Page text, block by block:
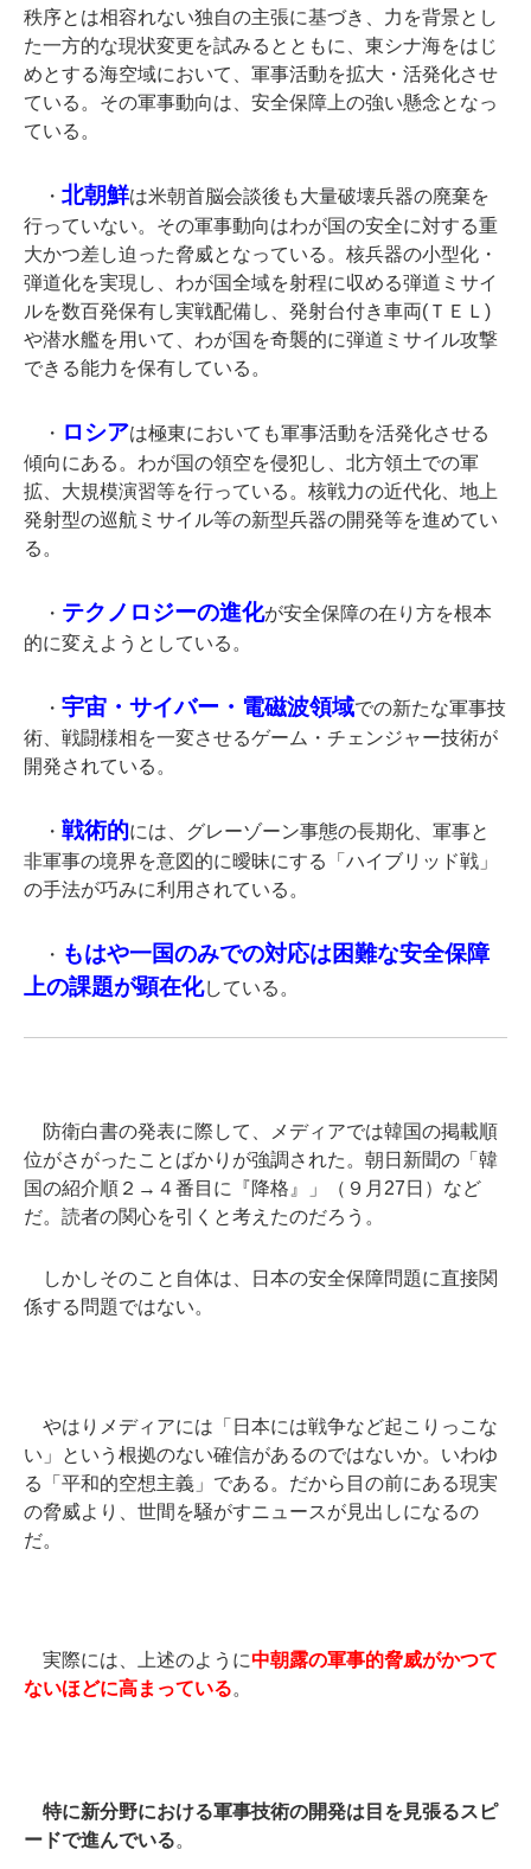
秩序とは相容れない独自の主張に基づき、力を背景とし
た一方的な現状変更を試みるとともに、東シナ海をはじ
めとする海空域において、軍事活動を拡大・活発化させ
ている。その軍事動向は、安全保障上の強い懸念となっ
ている。
・ 北朝鮮は米朝首脳会談後も大量破壊兵器の廃棄を
行っていない。その軍事動向はわが国の安全に対する重
大かつ差し迫った脅威となっている。核兵器の小型化・
弾道化を実現し、わが国全域を射程に収める弾道ミサイ
ルを数百発保有し実戦配備し、発射台付き車両(ＴＥＬ)
や潜水艦を用いて、わが国を奇襲的に弾道ミサイル攻撃
できる能力を保有している。
・ ロシアは極東においても軍事活動を活発化させる
傾向にある。わが国の領空を侵犯し、北方領土での軍
拡、大規模演習等を行っている。核戦力の近代化、地上
発射型の巡航ミサイル等の新型兵器の開発等を進めてい
る。
・ テクノロジーの進化が安全保障の在り方を根本
的に変えようとしている。
・ 宇宙・サイバー・電磁波領域での新たな軍事技
術、戦闘様相を一変させるゲーム・チェンジャー技術が
開発されている。
・ 戦術的には、グレーゾーン事態の長期化、軍事と
非軍事の境界を意図的に曖昧にする「ハイブリッド戦」
の手法が巧みに利用されている。
・ もはや一国のみでの対応は困難な安全保障
上の課題が顕在化している。
防衛白書の発表に際して、メディアでは韓国の掲載順
位がさがったことばかりが強調された。朝日新聞の「韓
国の紹介順２→４番目に『降格』」（９月27日）など
だ。読者の関心を引くと考えたのだろう。
しかしそのこと自体は、日本の安全保障問題に直接関
係する問題ではない。
やはりメディアには「日本には戦争など起こりっこな
い」という根拠のない確信があるのではないか。いわゆ
る「平和的空想主義」である。だから目の前にある現実
の脅威より、世間を騒がすニュースが見出しになるの
だ。
実際には、上述のように中朝露の軍事的脅威がかつて
ないほどに高まっている。
特に新分野における軍事技術の開発は目を見張るスピ
ードで進んでいる。